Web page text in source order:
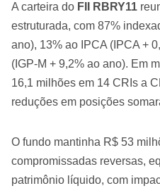
A carteira do FII RBRY11
estruturada, com 87%
ano), 13% ao IPCA (IPCA +
(IGP-M + 9,2% ao ano). Em
16,1 milhões em 14 CRIs a
reduções em posições
O fundo mantinha R$ 53
compromissadas reversas,
patrimônio líquido, com